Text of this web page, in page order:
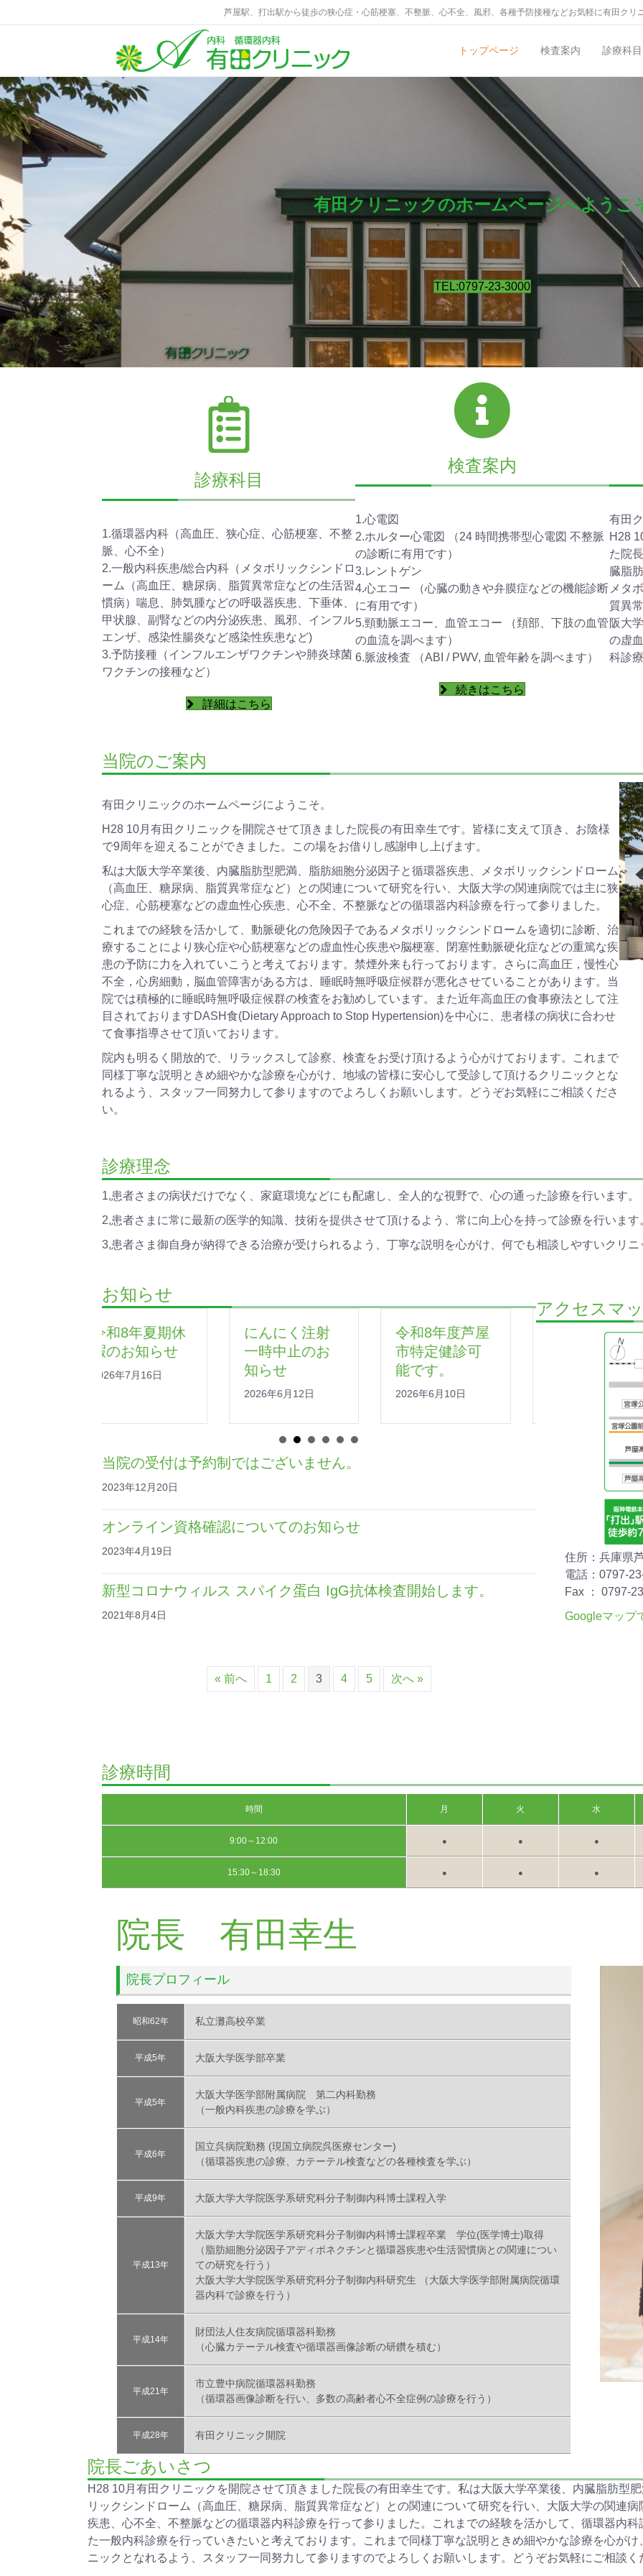
芦屋駅、打出駅から徒歩の狭心症・心筋梗塞、不整脈、心不全、風邪、各種予防接種などお気軽に有田クリ
トップページ 検査案内 診療科目
有田クリニックのホームページへようこ
TEL:0797-23-3000
診療科目
1.循環器内科（高血圧、狭心症、心筋梗塞、不整
脈、心不全）
2.一般内科疾患/総合内科（メタボリックシンドロ
ーム（高血圧、糖尿病、脂質異常症などの生活習
慣病）喘息、肺気腫などの呼吸器疾患、下垂体、
甲状腺、副腎などの内分泌疾患、風邪、インフル
エンザ、感染性腸炎など感染性疾患など)
3.予防接種（インフルエンザワクチンや肺炎球菌
ワクチンの接種など）
詳細はこちら
検査案内
1.心電図
2.ホルター心電図 （24 時間携帯型心電図 不整脈
の診断に有用です）
3.レントゲン
4.心エコー （心臓の動きや弁膜症などの機能診断
に有用です）
5.頸動脈エコー、血管エコー （頚部、下肢の血管
の血流を調べます）
6.脈波検査 （ABI / PWV, 血管年齢を調べます）
続きはこちら
有田
H28
た院
臓脂
メタ
質異
阪大
の虚
科診
当院のご案内
有田クリニックのホームページにようこそ。
H28 10月有田クリニックを開院させて頂きました院長の有田幸生です。皆様に支えて頂き、お陰様
で9周年を迎えることができました。この場をお借りし感謝申し上げます。
私は大阪大学卒業後、内臓脂肪型肥満、脂肪細胞分泌因子と循環器疾患、メタボリックシンドローム
（高血圧、糖尿病、脂質異常症など）との関連について研究を行い、大阪大学の関連病院では主に狭
心症、心筋梗塞などの虚血性心疾患、心不全、不整脈などの循環器内科診療を行って参りました。
これまでの経験を活かして、動脈硬化の危険因子であるメタボリックシンドロームを適切に診断、治
療することにより狭心症や心筋梗塞などの虚血性心疾患や脳梗塞、閉塞性動脈硬化症などの重篤な疾
患の予防に力を入れていこうと考えております。 禁煙外来も行っております。
さらに高血圧，慢性心
不全，心房細動，脳血管障害がある方は、睡眠時無呼吸症候群が悪化させていることがあります。当
院では積極的に睡眠時無呼吸症候群の検査をお勧めしています。また近年高血圧の食事療法として注
目されておりますDASH食(Dietary Approach to Stop Hypertension)を中心に、患者様の病状に合わせ
て食事指導させて頂いております。
院内も明るく開放的で、リラックスして診察、検査をお受け頂けるよう心がけております。これまで
同様丁寧な説明ときめ細やかな診療を心がけ、地域の皆様に安心して受診して頂けるクリニックとな
れるよう、スタッフ一同努力して参りますのでよろしくお願いします。どうぞお気軽にご相談くださ
い。
診療理念
1,患者さまの病状だけでなく、家庭環境などにも配慮し、全人的な視野で、心の通った診療を行います。
2,患者さまに常に最新の医学的知識、技術を提供させて頂けるよう、常に向上心を持って診療を行います
3,患者さま御自身が納得できる治療が受けられるよう、丁寧な説明を心がけ、何でも相談しやすいクリニ
お知らせ
にんにく注射
一時中止のお
知らせ
令和8年度芦屋
市特定健診可
能です。
2026年6月10日
土曜日午前の
診療再開のお
知らせ
2026年2月27日
発熱 咳
の症状の
様へ
2023年12月
当院の受付は予約制ではございません。
2023年12月20日
オンライン資格確認についてのお知らせ
2023年4月19日
新型コロナウィルス スパイク蛋白 IgG抗体検査開始します。
2021年8月4日
« 前へ 1 2 3 4 5 次へ »
アクセスマ
住所：兵庫県
電話：0797-
Fax ： 0797-
Googleマップ
診療時間
時間 月 火 水
9:00～12:00 ● ● ●
15:30～18:30 ● ● ●
院長 有田幸生
院長プロフィール
昭和62年 私立灘高校卒業
平成5年 大阪大学医学部卒業
平成5年
大阪大学医学部附属病院 第二内科勤務
（一般内科疾患の診療を学ぶ）
平成6年
国立呉病院勤務 (現国立病院呉医療センター)
（循環器疾患の診療、カテーテル検査などの各種検査を学ぶ）
平成9年 大阪大学大学院医学系研究科分子制御内科博士課程入学
平成13年
大阪大学大学院医学系研究科分子制御内科博士課程卒業 学位(医学博士)取得
（脂肪細胞分泌因子アディポネクチンと循環器疾患や生活習慣病との関連につい
ての研究を行う）
大阪大学大学院医学系研究科分子制御内科研究生 （大阪大学医学部附属病院循環
器内科で診療を行う）
平成14年
財団法人住友病院循環器科勤務
（心臓カテーテル検査や循環器画像診断の研鑽を積む）
平成21年
市立豊中病院循環器科勤務
（循環器画像診断を行い、多数の高齢者心不全症例の診療を行う）
平成28年 有田クリニック開院
院長ごあいさつ
H28 10月有田クリニックを開院させて頂きました院長の有田幸生です。私は大阪大学卒業後、内臓脂肪型
リックシンドローム（高血圧、糖尿病、脂質異常症など）との関連について研究を行い、大阪大学の関連
疾患、心不全、不整脈などの循環器内科診療を行って参りました。これまでの経験を活かして、循環器内
た一般内科診療を行っていきたいと考えております。これまで同様丁寧な説明ときめ細やかな診療を心が
ニックとなれるよう、スタッフ一同努力して参りますのでよろしくお願いします。どうぞお気軽にご相談く